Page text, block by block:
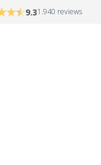
9.31.940 reviews